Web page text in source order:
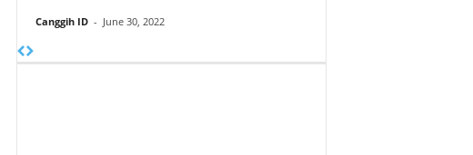
Canggih ID - June 30, 2022